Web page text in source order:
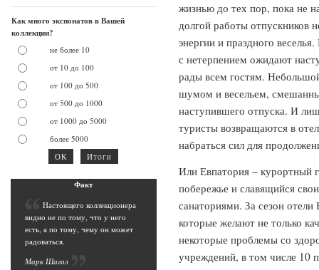
жизнью до тех пор, пока не
долгой работы отпускников
энергии и праздного
с нетерпением ожидают
рады всем гостям.
шумом и весельем,
наступившего отпуска. И
туристы возвращаются в
набраться сил для
Или Евпатория – курортный
побережье и славящийся
санаториями. За сезон
которые желают не только
некоторые проблемы со
учреждений, в том числе 10
Как много экспонатов в Вашей
коллекции?
не более 10
от 10 до 100
от 100 до 500
от 500 до 1000
от 1000 до 5000
более 5000
Факт
Настоящего коллекционера
видно не по тому, что у него
есть, а по тому, чему он может
радоваться.
Марк Шагал